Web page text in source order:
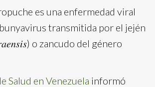
es una enfermedad viral
transmitida por el jején
o zancudo del género
Salud en Venezuela informó